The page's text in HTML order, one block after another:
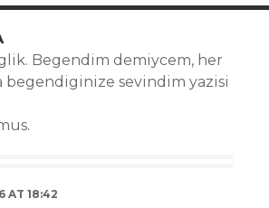
Begendim demiycem, her
begendiginize sevindim yazisi
AT 18:42